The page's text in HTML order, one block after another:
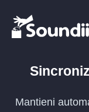
Mantieni